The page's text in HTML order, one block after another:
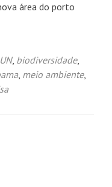
área do porto
, biodiversidade,
, meio ambiente,